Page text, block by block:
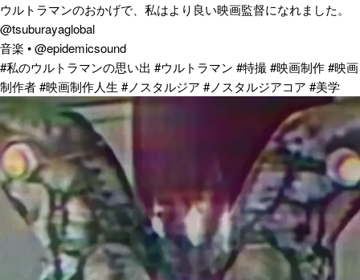
ウルトラマンのおかげで、私はより良い映画監督になれました。
@tsuburayaglobal
音楽 • @epidemicsound
#私のウルトラマンの思い出 #ウルトラマン #特撮 #映画制作 #映画
制作者 #映画制作人生 #ノスタルジア #ノスタルジアコア #美学